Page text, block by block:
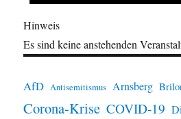
Hinweis
Es sind keine anstehenden
AfD Antisemitismus Arnsberg
Corona-Krise COVID-19